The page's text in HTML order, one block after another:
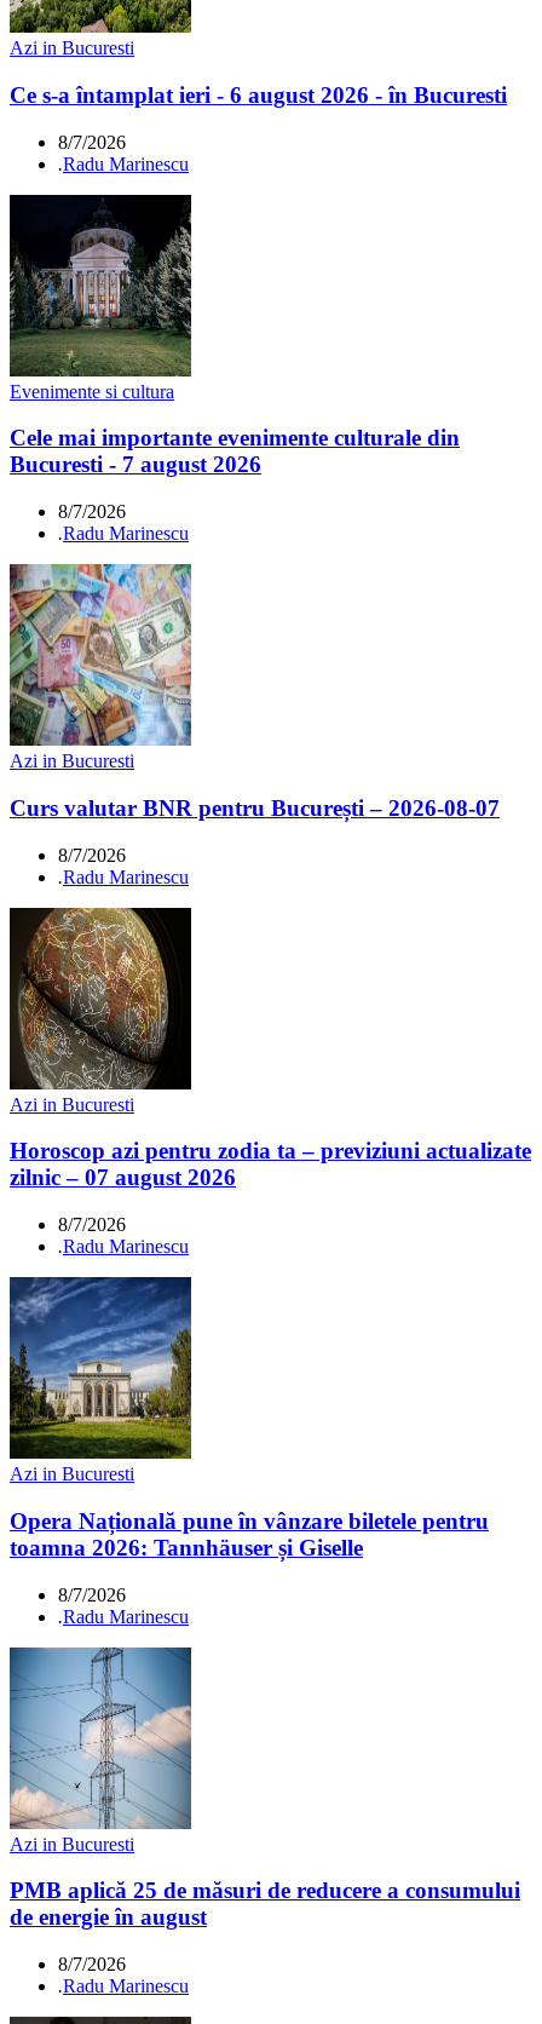
Azi in Bucuresti
Ce s-a întamplat ieri - 6 august 2026 - în Bucuresti
8/7/2026
.Radu Marinescu
Evenimente si cultura
Cele mai importante evenimente culturale din
Bucuresti - 7 august 2026
8/7/2026
.Radu Marinescu
Azi in Bucuresti
Curs valutar BNR pentru București – 2026-08-07
8/7/2026
.Radu Marinescu
Azi in Bucuresti
Horoscop azi pentru zodia ta – previziuni actualizate
zilnic – 07 august 2026
8/7/2026
.Radu Marinescu
Azi in Bucuresti
Opera Națională pune în vânzare biletele pentru
toamna 2026: Tannhäuser și Giselle
8/7/2026
.Radu Marinescu
Azi in Bucuresti
PMB aplică 25 de măsuri de reducere a consumului
de energie în august
8/7/2026
.Radu Marinescu